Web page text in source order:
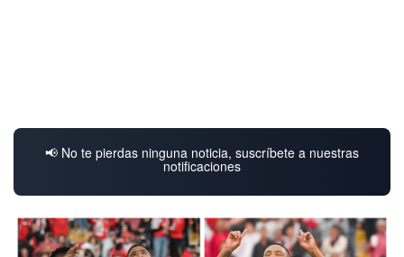
📢 No te pierdas ninguna noticia, suscríbete a nuestras
notificaciones